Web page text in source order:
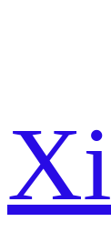
to
content